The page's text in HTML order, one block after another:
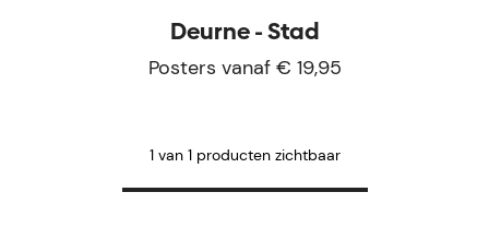
Deurne - Stad
Posters vanaf € 19,95
1 van 1 producten zichtbaar